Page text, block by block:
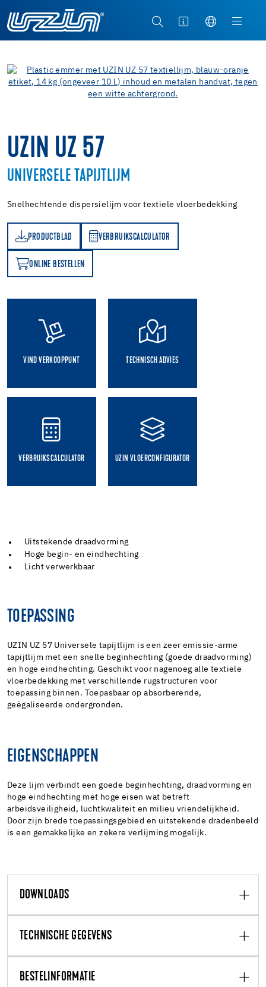
UZIN UZ 57
UNIVERSELE TAPIJTLIJM
Snelhechtende dispersielijm voor textiele vloerbedekking
PRODUCTBLAD VERBRUIKSCALCULATOR
VERBRUIKSCALCULATOR
ONLINE BESTELLEN
VIND VERKOOPPUNT TECHNISCH ADVIES
VERBRUIKSCALCULATOR UZIN VLOERCONFIGURATOR
Uitstekende draadvorming
Hoge begin- en eindhechting
Licht verwerkbaar
TOEPASSING
UZIN UZ 57 Universele tapijtlijm is een zeer emissie-arme
tapijtlijm met een snelle beginhechting (goede draadvorming)
en hoge eindhechting. Geschikt voor nagenoeg alle textiele
vloerbedekking met verschillende rugstructuren voor
toepassing binnen. Toepasbaar op absorberende,
geëgaliseerde ondergronden.
EIGENSCHAPPEN
Deze lijm verbindt een goede beginhechting, draadvorming en
hoge eindhechting met hoge eisen wat betreft
arbeidsveiligheid, luchtkwaliteit en milieu vriendelijkheid.
Door zijn brede toepassingsgebied en uitstekende dradenbeeld
is een gemakkelijke en zekere verlijming mogelijk.
DOWNLOADS
TECHNISCHE GEGEVENS
BESTELINFORMATIE